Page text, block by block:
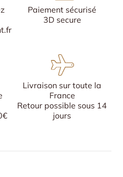
Paiement sécurisé
3D secure
Livraison sur toute la
France
Retour possible sous 14
jours